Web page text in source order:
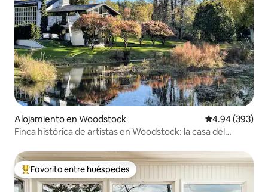
Alojamiento en Woodstock Calificación
4.94 (393)
Finca histórica de artistas en Woodstock: la casa del
Favorito entre huéspedes preferido
Favorito entre huéspedes